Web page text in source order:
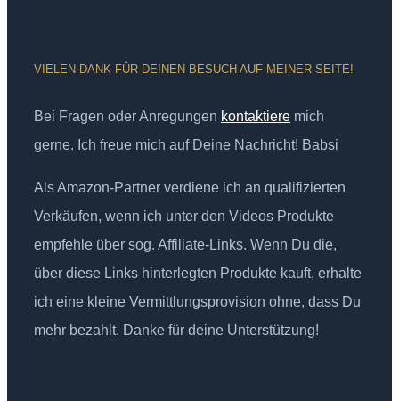
VIELEN DANK FÜR DEINEN BESUCH AUF MEINER SEITE!
Bei Fragen oder Anregungen kontaktiere mich
gerne. Ich freue mich auf Deine Nachricht! Babsi
Als Amazon-Partner verdiene ich an qualifizierten
Verkäufen, wenn ich unter den Videos Produkte
empfehle über sog. Affiliate-Links. Wenn Du die,
über diese Links hinterlegten Produkte kauft, erhalte
ich eine kleine Vermittlungsprovision ohne, dass Du
mehr bezahlt. Danke für deine Unterstützung!